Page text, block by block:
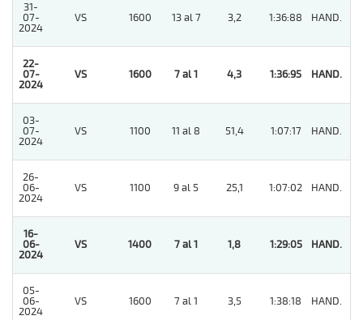
31-
07-
2024
VS 1600 13 al 7 3,2 1:36:88 HAND.
22-
07-
2024
VS 1600 7 al 1 4,3 1:36:95 HAND.
03-
07-
2024
VS 1100 11 al 8 51,4 1:07:17 HAND.
26-
06-
2024
VS 1100 9 al 5 25,1 1:07:02 HAND.
16-
06-
2024
VS 1400 7 al 1 1,8 1:29:05 HAND.
05-
06-
2024
VS 1600 7 al 1 3,5 1:38:18 HAND.